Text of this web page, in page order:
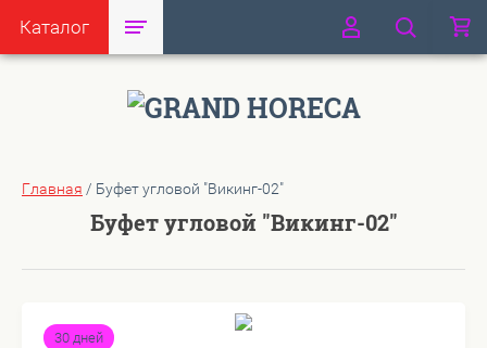
Каталог
Главная / Буфет угловой "Викинг-02"
Буфет угловой "Викинг-02"
30 дней